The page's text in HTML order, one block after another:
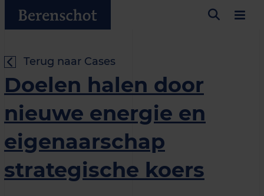
Terug naar Cases
Doelen halen door
nieuwe energie en
eigenaarschap
strategische koers